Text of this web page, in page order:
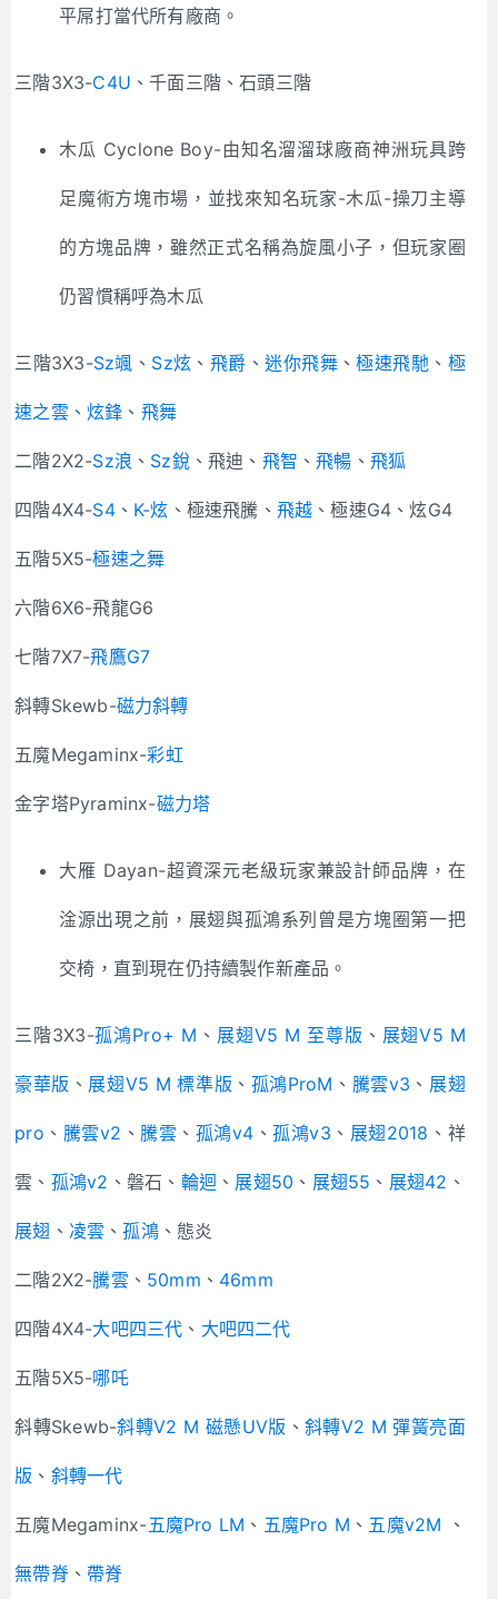
平屌打當代所有廠商。
三階3X3-C4U 、千面三階、石頭三階
木瓜 Cyclone Boy-由知名溜溜球廠商神洲玩具跨
足魔術方塊市場，並找來知名玩家-木瓜-操刀主導
的方塊品牌，雖然正式名稱為旋風小子，但玩家圈
仍習慣稱呼為木瓜
三階3X3-Sz颯 、 Sz炫 、 飛爵 、迷你飛舞、極速飛馳 、 極
速之雲、 炫鋒 、 飛舞
二階2X2-Sz浪 、 Sz銳、飛迪、 飛智 、飛暢 、 飛狐
四階4X4-S4、 K-炫 、極速飛騰、 飛越 、極速G4、炫G4
五階5X5-極速之舞
六階6X6-飛龍G6
七階7X7-飛鷹G7
斜轉Skewb-磁力斜轉
五魔Megaminx-彩虹
金字塔Pyraminx-磁力塔
大雁 Dayan-超資深元老級玩家兼設計師品牌，在
淦源出現之前，展翅與孤鴻系列曾是方塊圈第一把
交椅，直到現在仍持續製作新產品。
三階3X3-孤鴻Pro+ M 、 展翅V5 M 至尊版 、 展翅V5 M
豪華版 、 展翅V5 M 標準版 、 孤鴻ProM 、 騰雲v3 、 展翅
pro 、 騰雲v2 、 騰雲 、 孤鴻v4 、孤鴻v3 、 展翅2018 、祥
雲、 孤鴻v2 、磐石、 輪迴 、 展翅50 、 展翅55 、 展翅42 、
展翅 、 凌雲 、孤鴻、態炎
二階2X2-騰雲、 50mm 、 46mm
四階4X4-大吧四三代 、 大吧四二代
五階5X5-哪吒
斜轉Skewb-斜轉V2 M 磁懸UV版 、斜轉V2 M 彈簧亮面
版 、 斜轉一代
五魔Megaminx-五魔Pro LM 、 五魔Pro M 、 五魔v2M 、
無帶脊、 帶脊